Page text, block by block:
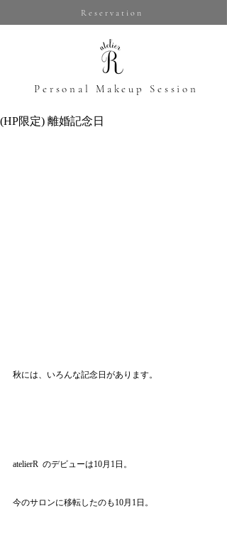
Reservation
​Personal Makeup Session
(HP限定) 離婚記念日
秋には、いろんな記念日があります。
atelierR  のデビューは10月1日。
今のサロンに移転したのも10月1日。